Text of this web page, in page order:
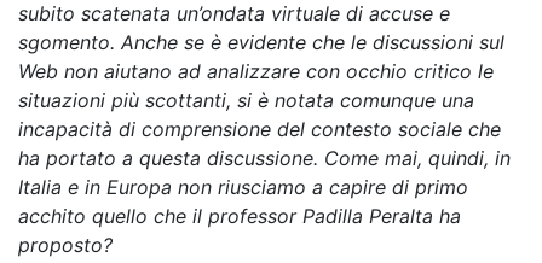
subito scatenata un’ondata virtuale di accuse e
sgomento. Anche se è evidente che le discussioni sul
Web non aiutano ad analizzare con occhio critico le
situazioni più scottanti, si è notata comunque una
incapacità di comprensione del contesto sociale che
ha portato a questa discussione. Come mai, quindi, in
Italia e in Europa non riusciamo a capire di primo
acchito quello che il professor Padilla Peralta ha
proposto?